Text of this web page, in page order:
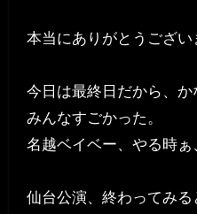
本当にありがとうござい
今日は最終日だから、
みんなすごかった。
名越ベイベー、やる時
仙台公演、終わってみ